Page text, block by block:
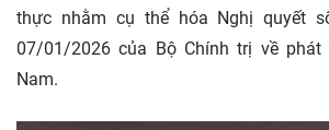
thực nhằm cụ thể hóa Nghị quyết
07/01/2026 của Bộ Chính trị về phát
Nam.